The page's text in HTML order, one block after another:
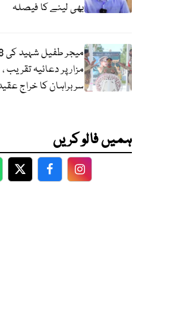
بھی لینے کا فیصلہ
مزار پر دعائیہ
سربراہان کا خراج
ہمیں فالو کریں
TwitterFacebookFacebook